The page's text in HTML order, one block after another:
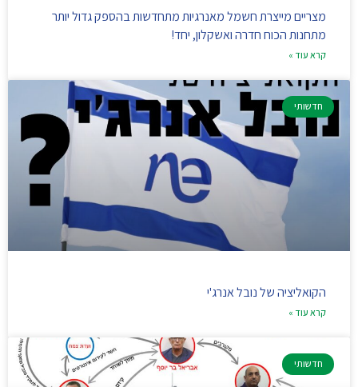
מצריים מייצרת חשמל מאנרגיות מתחדשות בהספק גדול יותר
מתחנות הכוח חדרה ואשקלון, יחד!
קרא עוד »
חדשותי
הקואליציה של נובל אנרג'י
קרא עוד »
חדשותי